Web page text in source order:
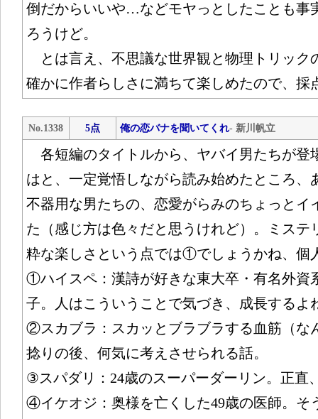
倒だからいいや…などモヤっとしたことも事
ろうけど。
とは言え、不思議な世界観と物理トリック
確かに作者らしさに満ちて楽しめたので、採
No.1338 5点 俺の恋バナを聞いてくれ- 新川帆立
各短編のタイトルから、ヤバイ男たちが登
はと、一定覚悟しながら読み始めたところ、
不器用な男たちの、恋愛がらみのちょっとイ
た（感じ方は色々だと思うけれど）。ミス
粋な楽しさという点では①でしょうかね、個
①ハイスペ：漢詩が好きな東大卒・有名外資
子。人はこういうことで気づき、成長するよ
②スカブラ：スカッとブラブラする血筋（な
捻りの後、何気に考えさせられる話。
③スパダリ：24歳のスーパーダーリン。正直
④イケオジ：奥様を亡くした49歳の医師。